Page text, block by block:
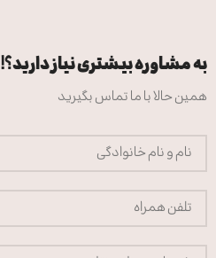
به مشاوره بیشتری نیاز دارید؟!
همین حالا با ما تماس بگیرید